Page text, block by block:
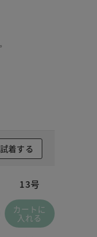
着する
13号
カートに
入れる